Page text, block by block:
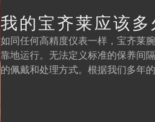
我的宝齐莱应该多
如同任何高精度仪表一样，宝齐莱
靠地运行。无法定义标准的保养间
的佩戴和处理方式。根据我们多年